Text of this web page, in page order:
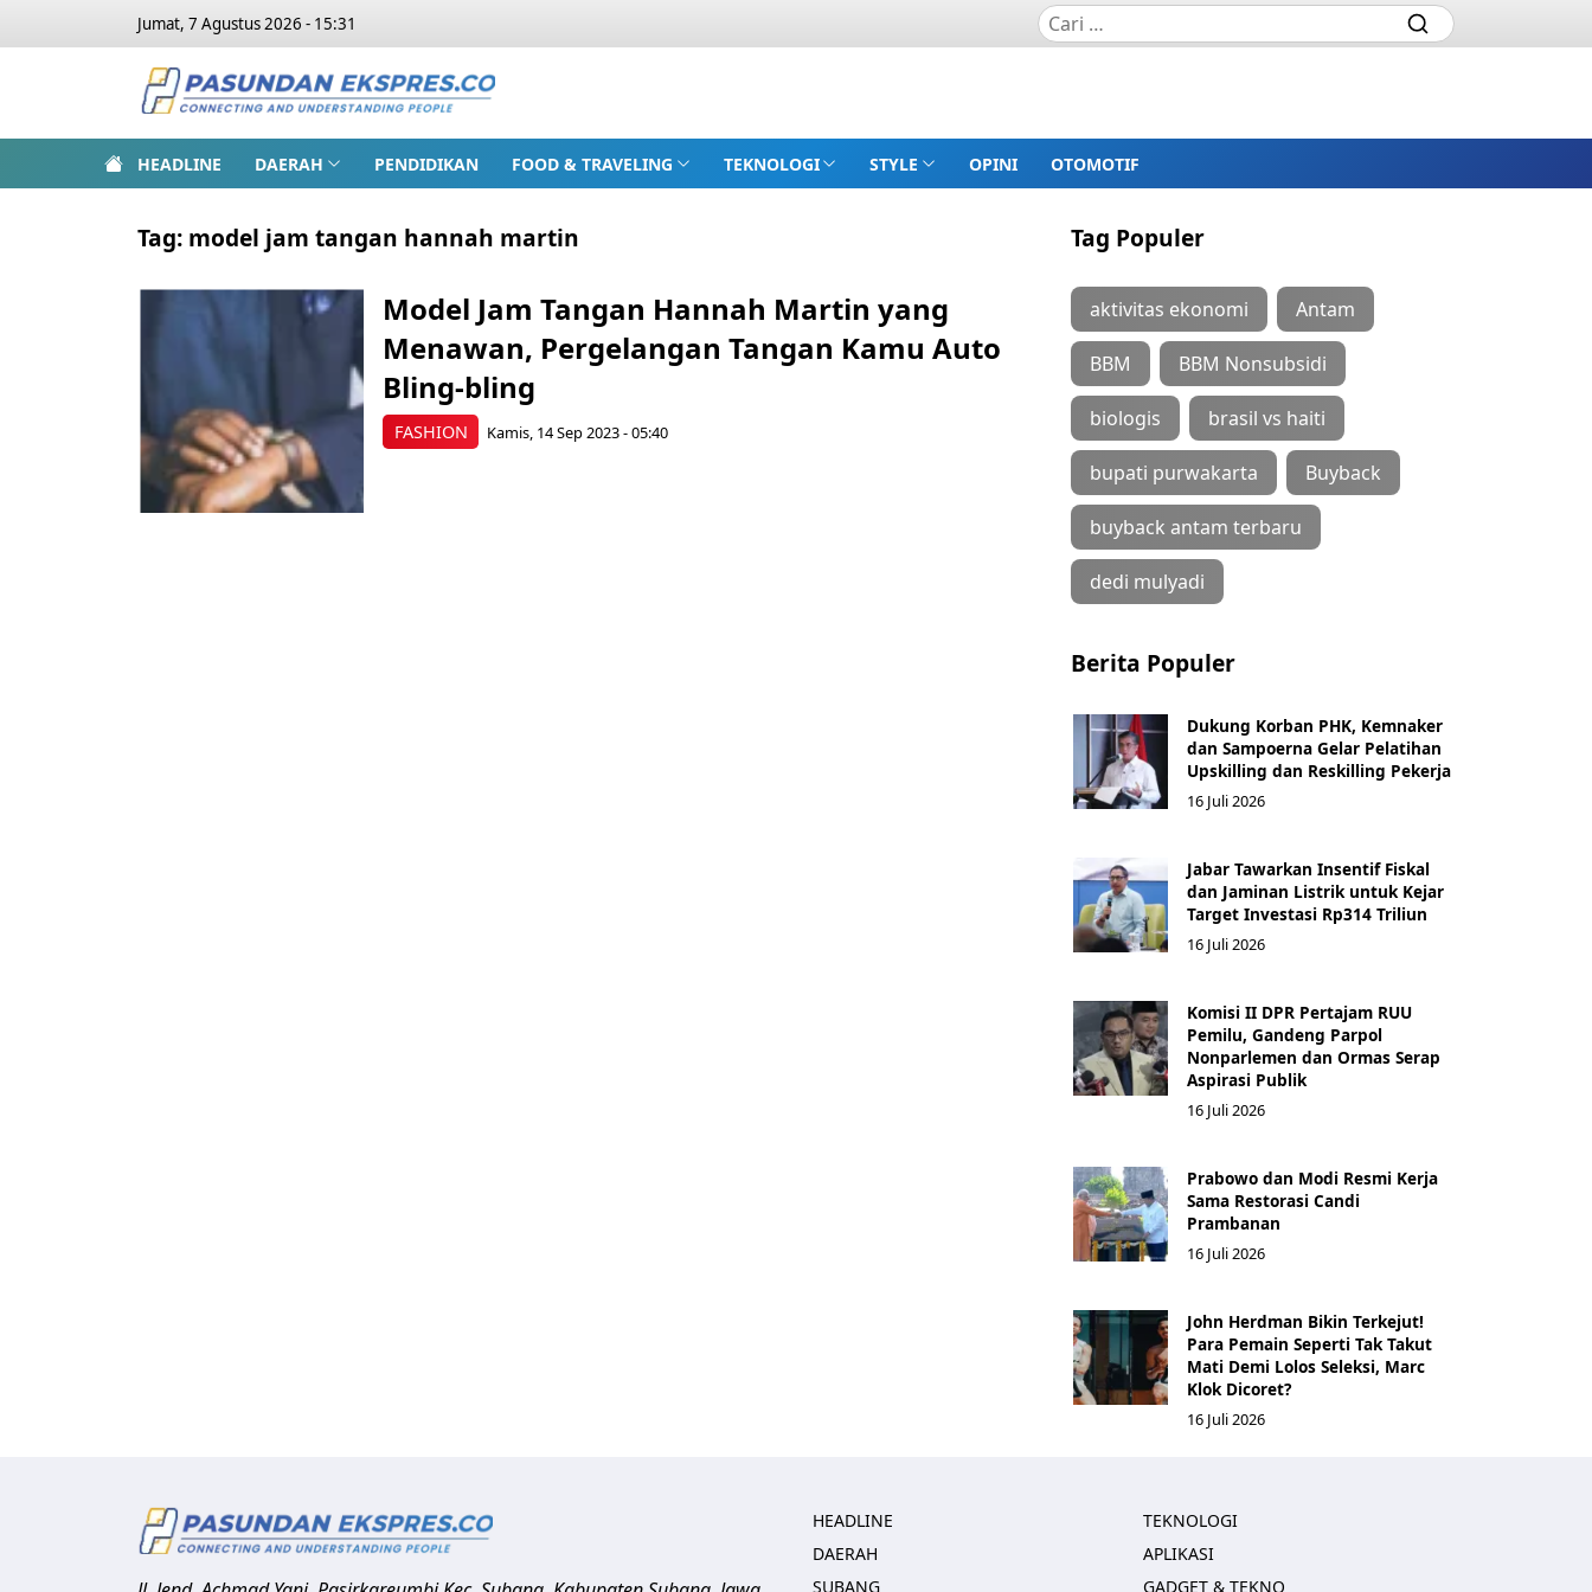
Jumat, 7 Agustus 2026 - 15:31
HEADLINE DAERAH PENDIDIKAN FOOD & TRAVELING TEKNOLOGI STYLE OPINI OTOMOTIF
Tag: model jam tangan hannah martin
FASHION
Model Jam Tangan Hannah Martin yang
Menawan, Pergelangan Tangan Kamu Auto
Bling-bling
Kamis, 14 Sep 2023 - 05:40
Tag Populer
aktivitas ekonomi Antam
BBM BBM Nonsubsidi
biologis brasil vs haiti
bupati purwakarta Buyback
buyback antam terbaru
dedi mulyadi
Berita Populer
Dukung Korban PHK, Kemnaker
dan Sampoerna Gelar Pelatihan
Upskilling dan Reskilling Pekerja
16 Juli 2026
Jabar Tawarkan Insentif Fiskal
dan Jaminan Listrik untuk Kejar
Target Investasi Rp314 Triliun
16 Juli 2026
Komisi II DPR Pertajam RUU
Pemilu, Gandeng Parpol
Nonparlemen dan Ormas Serap
Aspirasi Publik
16 Juli 2026
Prabowo dan Modi Resmi Kerja
Sama Restorasi Candi
Prambanan
16 Juli 2026
John Herdman Bikin Terkejut!
Para Pemain Seperti Tak Takut
Mati Demi Lolos Seleksi, Marc
Klok Dicoret?
16 Juli 2026
HEADLINE
DAERAH
SUBANG
TEKNOLOGI
APLIKASI
GADGET & TEKNO